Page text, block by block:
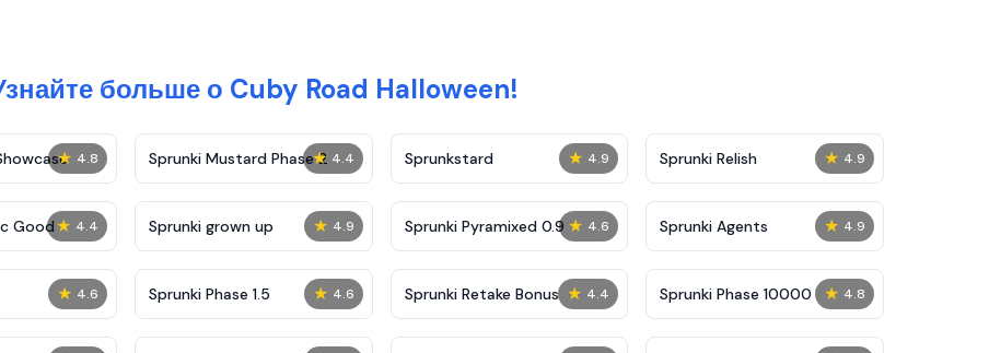
больше о Cuby Road Halloween!
★ 4.8 ★ 4.4
Sprunki Mustard Phase 2 ★ 4.9
Sprunkstard ★ 4.9
Sprunki Relish
★ 4.4
Good ★ 4.9
Sprunki grown up ★ 4.6
Sprunki Pyramixed 0.9 ★ 4.9
Sprunki Agents
★ 4.6 ★ 4.6
Sprunki Phase 1.5 ★ 4.4
Sprunki Retake Bonus ★ 4.8
Sprunki Phase 10000